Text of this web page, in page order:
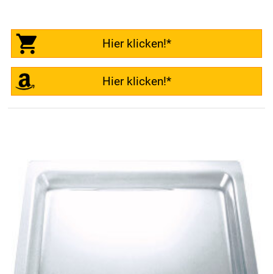
Hier klicken!*
Hier klicken!*